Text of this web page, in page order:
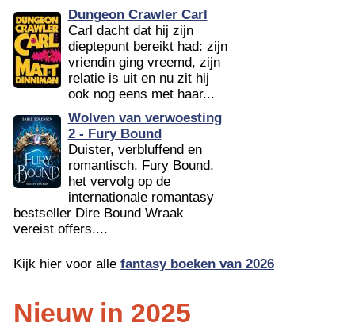
Dungeon Crawler Carl
Carl dacht dat hij zijn
dieptepunt bereikt had: zijn
vriendin ging vreemd, zijn
relatie is uit en nu zit hij
ook nog eens met haar...
Wolven van verwoesting
2 - Fury Bound
Duister, verbluffend en
romantisch. Fury Bound,
het vervolg op de
internationale romantasy
bestseller Dire Bound Wraak
vereist offers....
Kijk hier voor alle fantasy boeken van 2026
Nieuw in 2025